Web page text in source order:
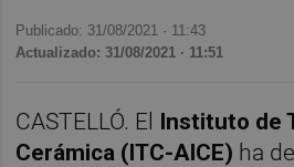
Publicado: 31/08/2021 · 11:43
Actualizado: 31/08/2021 · 11:51
CASTELLÓ. El Instituto de
Cerámica (ITC-AICE) ha